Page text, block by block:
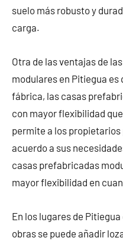
suelo más robusto y
carga.
Otra de las ventajas de
modulares en Pitiegua es
fábrica, las casas
con mayor flexibilidad
permite a los
acuerdo a sus
casas prefabricadas
mayor flexibilidad en
En los lugares de
obras se puede añadir